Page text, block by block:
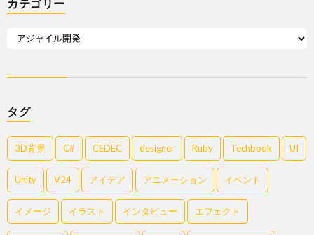
カテゴリー
タグ
3D背景 C# CEDEC designer Ruby Techbook UI
Unity V24 アイデア アニメーション イベント
イメージ イラスト インタビュー エフェクト